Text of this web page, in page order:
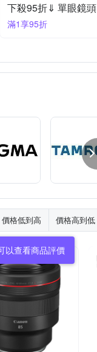
下殺95折⬅︎ 相機大特
滿1件享95折
價格低到高 價格高到低